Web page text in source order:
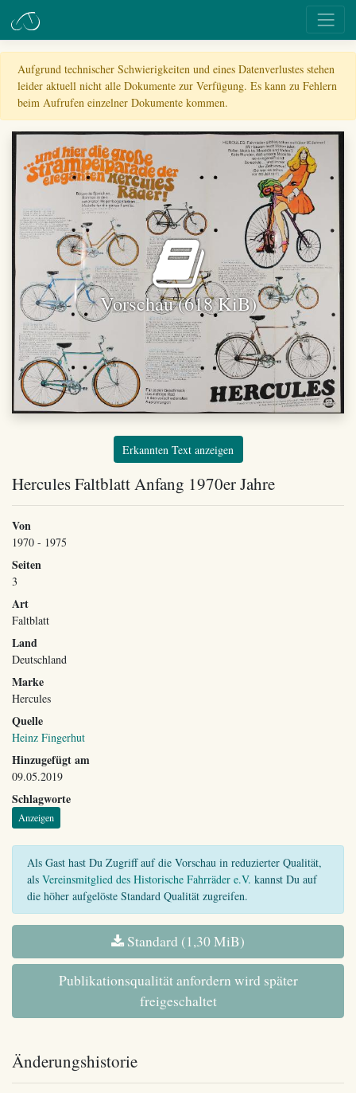
Aufgrund technischer Schwierigkeiten und eines Datenverlustes stehen
leider aktuell nicht alle Dokumente zur Verfügung. Es kann zu Fehlern
beim Aufrufen einzelner Dokumente kommen.
Vorschau (618 KiB)
Erkannten Text anzeigen
Hercules Faltblatt Anfang 1970er Jahre
Von
1970 - 1975
Seiten
3
Art
Faltblatt
Land
Deutschland
Marke
Hercules
Quelle
Heinz Fingerhut
Hinzugefügt am
09.05.2019
Schlagworte
Anzeigen
Als Gast hast Du Zugriff auf die Vorschau in reduzierter Qualität,
als Vereinsmitglied des Historische Fahrräder e.V. kannst Du auf
die höher aufgelöste Standard Qualität zugreifen.
Standard (1,30 MiB)
Publikationsqualität anfordern wird später
freigeschaltet
Änderungshistorie